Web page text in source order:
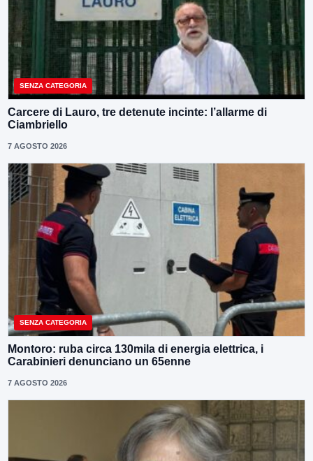
SENZA CATEGORIA
Carcere di Lauro, tre detenute incinte: l’allarme di
Ciambriello
7 AGOSTO 2026
SENZA CATEGORIA
Montoro: ruba circa 130mila di energia elettrica, i
Carabinieri denunciano un 65enne
7 AGOSTO 2026